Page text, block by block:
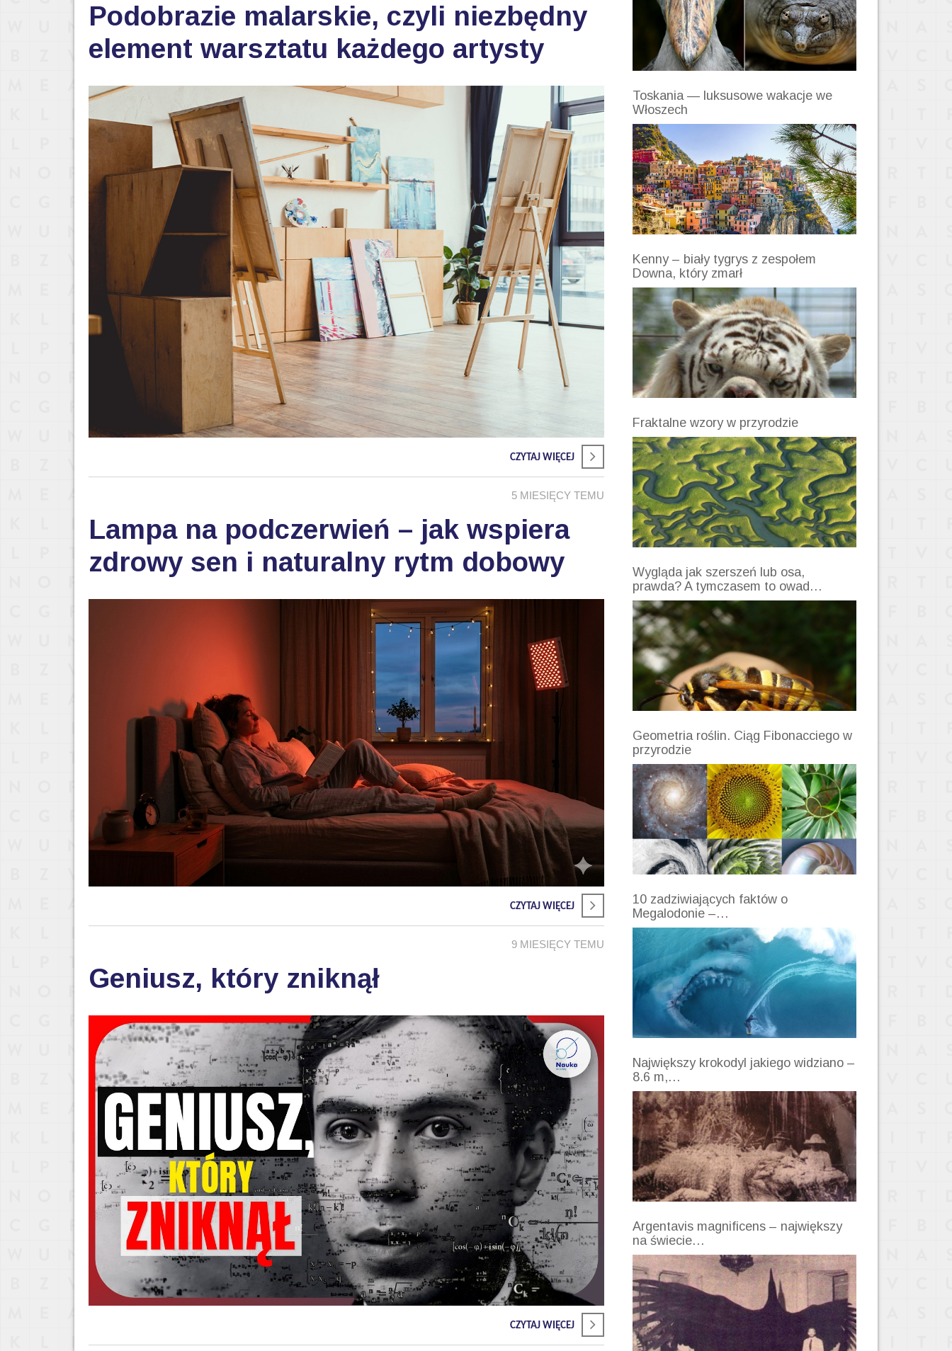
Podobrazie malarskie, czyli niezbędny
element warsztatu każdego artysty
CZYTAJ WIĘCEJ
5 MIESIĘCY TEMU
Lampa na podczerwień – jak wspiera
zdrowy sen i naturalny rytm dobowy
CZYTAJ WIĘCEJ
9 MIESIĘCY TEMU
Geniusz, który zniknął
CZYTAJ WIĘCEJ
Toskania — luksusowe wakacje we
Włoszech
Kenny – biały tygrys z zespołem
Downa, który zmarł
Fraktalne wzory w przyrodzie
Wygląda jak szerszeń lub osa,
prawda? A tymczasem to owad…
Geometria roślin. Ciąg Fibonacciego w
przyrodzie
10 zadziwiających faktów o
Megalodonie –…
Największy krokodyl jakiego widziano –
8.6 m,…
Argentavis magnificens – największy
na świecie…